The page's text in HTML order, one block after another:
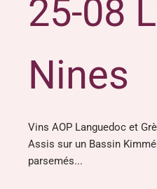
25-08
Nines
Vins AOP Languedoc et
Assis sur un Bassin
parsemés...